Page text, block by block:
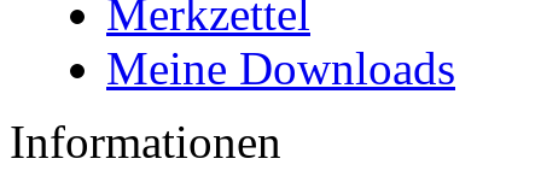
Merkzettel
Meine Downloads
Informationen